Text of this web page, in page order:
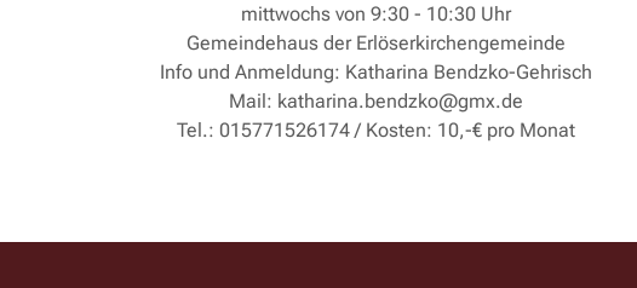
mittwochs von 9:30 - 10:30 Uhr
Gemeindehaus der Erlöserkirchengemeinde
Info und Anmeldung: Katharina Bendzko-Gehrisch
Mail: katharina.bendzko@gmx.de
Tel.: 015771526174 / Kosten: 10,-€ pro Monat